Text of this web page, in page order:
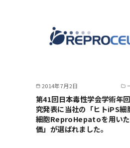
2014年7月2日
第41回日本毒性学会学術年
究発表に当社の「ヒトiPS細
細胞ReproHepatoを用い
価」が選ばれました。